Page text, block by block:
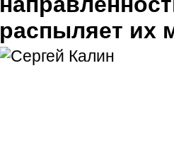
распыляет их